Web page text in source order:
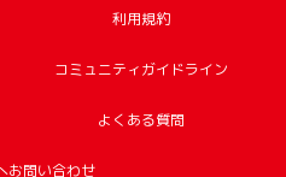
利用規約
コミュニティガイドライン
よくある質問
お問い合わせ